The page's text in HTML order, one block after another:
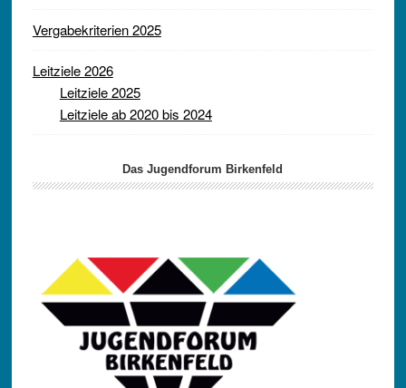
Vergabekriterien 2025
Leitziele 2026
Leitziele 2025
Leitziele ab 2020 bis 2024
Das Jugendforum Birkenfeld